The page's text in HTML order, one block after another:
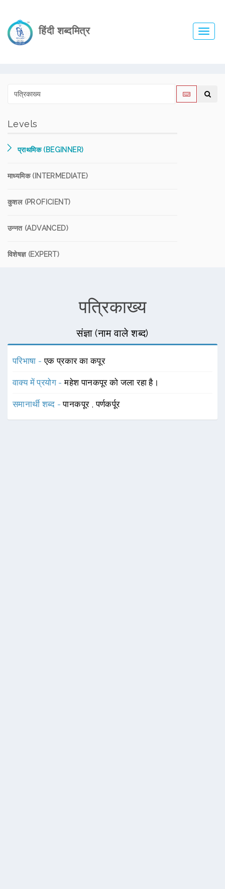
हिंदी शब्दमित्र
Levels
प्राथमिक (BEGINNER)
माध्यमिक (INTERMEDIATE)
कुशल (PROFICIENT)
उन्नत (ADVANCED)
विशेषज्ञ (EXPERT)
पत्रिकाख्य
संज्ञा (नाम वाले शब्द)
परिभाषा -एक प्रकार का कपूर
वाक्य में प्रयोग -महेश पानकपूर को जला रहा है।
समानार्थी शब्द -पानकपूर ,पर्णकर्पूर